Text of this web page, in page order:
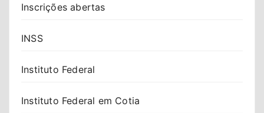
Inscrições abertas
INSS
Instituto Federal
Instituto Federal em Cotia